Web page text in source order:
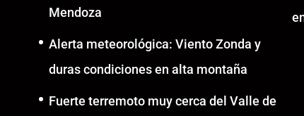
Mendoza
Alerta meteorológica: Viento Zonda y
duras condiciones en alta montaña
Fuerte terremoto muy cerca del Valle de